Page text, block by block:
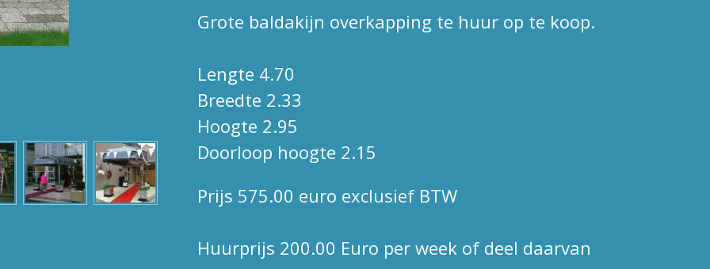
Grote baldakijn overkapping te huur op te koop.
Lengte 4.70
Breedte 2.33
Hoogte 2.95
Doorloop hoogte 2.15
Prijs 575.00 euro exclusief BTW
Huurprijs 200.00 Euro per week of deel daarvan